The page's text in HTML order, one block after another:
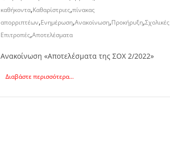
καθήκοντα,Καθαρίστριες,πίνακας
απορριπτέων,Ενημέρωση,Ανακοίνωση,Προκήρυξη,Σχολικές
Επιτροπές,Αποτελέσματα
Ανακοίνωση «Αποτελέσματα της ΣΟΧ 2/2022»
Διαβάστε περισσότερα...